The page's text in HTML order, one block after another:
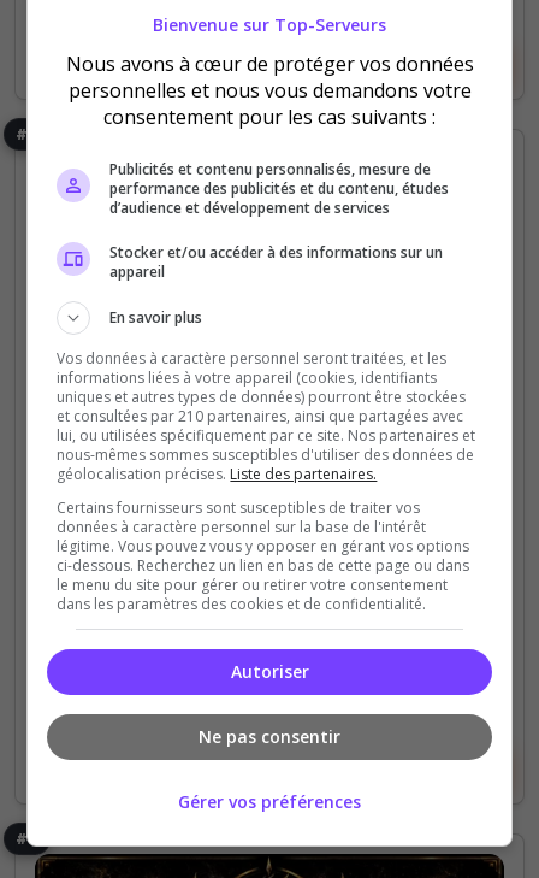
Voir le serveur Voter
#5
Contrôle territorial
Mods communautaires
[FR] [CDF] Commando Divisionnaire
Français
Nous sommes fiers de vous compter dans nos
rangs. Si vous cherchez une aventure à la fois
immersive et authentiquement réaliste, alors vous
êtes au bon endroit. Bienvenue au CDF
192
votes
2 203
clics
2/128Joueurs
#6
Bienvenue sur Top-Serveurs
Nous avons à cœur de protéger vos données
personnelles et nous vous demandons votre
consentement pour les cas suivants :
Publicités et contenu personnalisés, mesure de
performance des publicités et du contenu, études
d’audience et développement de services
Stocker et/ou accéder à des informations sur un
appareil
En savoir plus
Vos données à caractère personnel seront traitées, et les
informations liées à votre appareil (cookies, identifiants
uniques et autres types de données) pourront être stockées
et consultées par 210 partenaires, ainsi que partagées avec
lui, ou utilisées spécifiquement par ce site. Nos partenaires et
nous-mêmes sommes susceptibles d'utiliser des données de
géolocalisation précises. Liste des partenaires.
Certains fournisseurs sont susceptibles de traiter vos
données à caractère personnel sur la base de l'intérêt
légitime. Vous pouvez vous y opposer en gérant vos options
ci-dessous. Recherchez un lien en bas de cette page ou dans
le menu du site pour gérer ou retirer votre consentement
dans les paramètres des cookies et de confidentialité.
Autoriser
Ne pas consentir
Gérer vos préférences